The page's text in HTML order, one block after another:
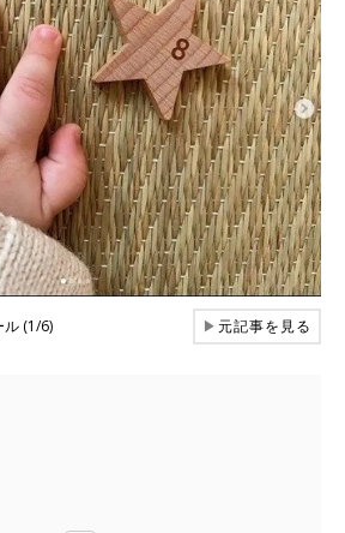
ル (1/6) ▶元記事を見る